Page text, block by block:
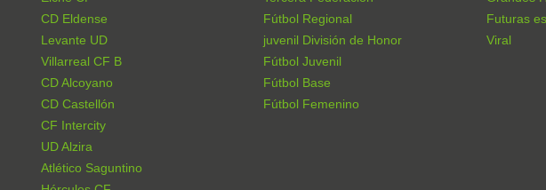
CD Eldense
Levante UD
Villarreal CF B
CD Alcoyano
CD Castellón
CF Intercity
UD Alzira
Atlético Saguntino
Fútbol Regional
juvenil División de Honor
Fútbol Juvenil
Fútbol Base
Fútbol Femenino
Futuras
Viral